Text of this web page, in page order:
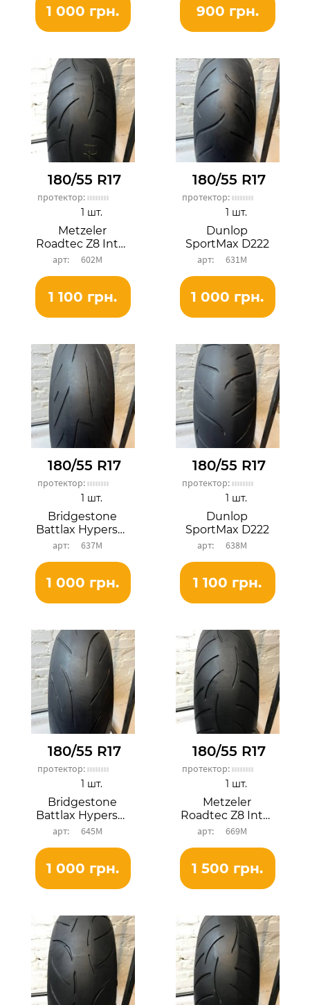
1 000 грн. 900 грн.
180/55 R17
протектор:
Metzeler
Roadtec Z8 Interact
602М
1 шт.
1 100 грн.
180/55 R17
протектор:
Dunlop
SportMax D222
631М
1 шт.
1 000 грн.
180/55 R17
протектор:
Bridgestone
Battlax Hypersport S22R
637М
1 шт.
1 000 грн.
180/55 R17
протектор:
Dunlop
SportMax D222
638М
1 шт.
1 100 грн.
180/55 R17
протектор:
Bridgestone
Battlax Hypersport S21R
645М
1 шт.
1 000 грн.
180/55 R17
протектор:
Metzeler
Roadtec Z8 Interact
669М
1 шт.
1 500 грн.